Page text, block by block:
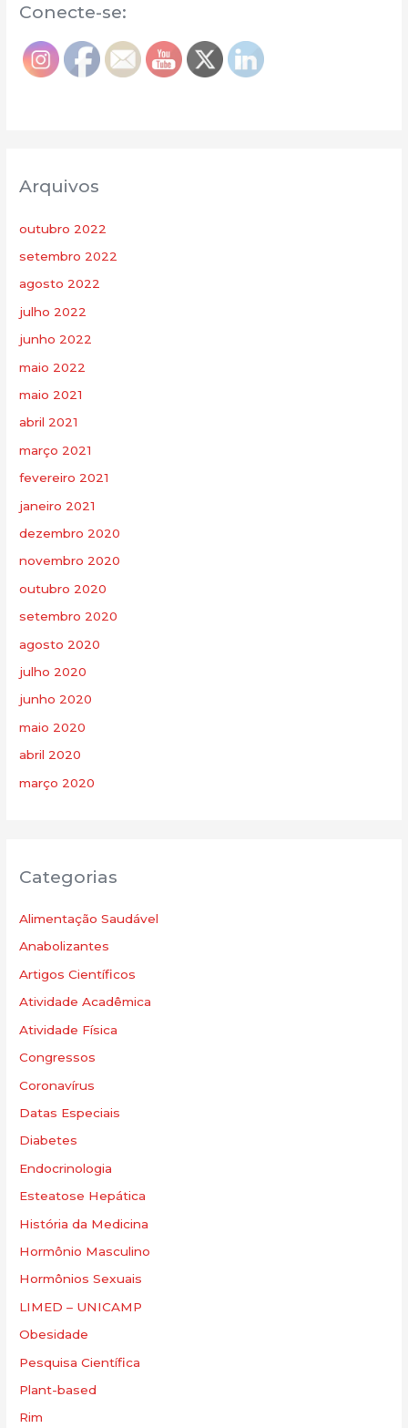
Conecte-se:
Arquivos
outubro 2022
setembro 2022
agosto 2022
julho 2022
junho 2022
maio 2022
maio 2021
abril 2021
março 2021
fevereiro 2021
janeiro 2021
dezembro 2020
novembro 2020
outubro 2020
setembro 2020
agosto 2020
julho 2020
junho 2020
maio 2020
abril 2020
março 2020
Categorias
Alimentação Saudável
Anabolizantes
Artigos Científicos
Atividade Acadêmica
Atividade Física
Congressos
Coronavírus
Datas Especiais
Diabetes
Endocrinologia
Esteatose Hepática
História da Medicina
Hormônio Masculino
Hormônios Sexuais
LIMED – UNICAMP
Obesidade
Pesquisa Científica
Plant-based
Rim